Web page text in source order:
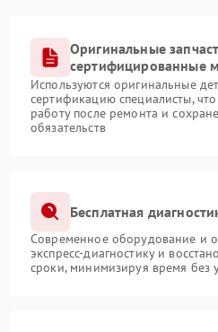
Оригинальные
сертифицированные
Используются оригинальные
сертификацию специалисты,
работу после ремонта и
обязательств
Бесплатная
Современное оборудование и
экспресс-диагностику и
сроки, минимизируя время без